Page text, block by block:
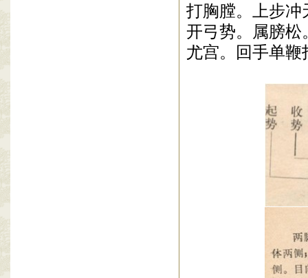
打胸膛。上步冲
开弓势。属膀松
尤宫。回手单